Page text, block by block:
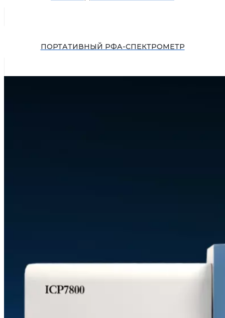
ПОРТАТИВНЫЙ РФА-СПЕКТРОМЕТР